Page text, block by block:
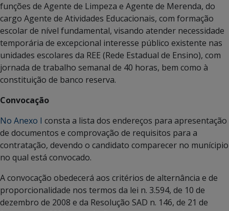
funções de Agente de Limpeza e Agente de Merenda, do
cargo Agente de Atividades Educacionais, com formação
escolar de nível fundamental, visando atender necessidade
temporária de excepcional interesse público existente nas
unidades escolares da REE (Rede Estadual de Ensino), com
jornada de trabalho semanal de 40 horas, bem como à
constituição de banco reserva.
Convocação
No Anexo I consta a lista dos endereços para apresentação
de documentos e comprovação de requisitos para a
contratação, devendo o candidato comparecer no munícipio
no qual está convocado.
A convocação obedecerá aos critérios de alternância e de
proporcionalidade nos termos da lei n. 3.594, de 10 de
dezembro de 2008 e da Resolução SAD n. 146, de 21 de